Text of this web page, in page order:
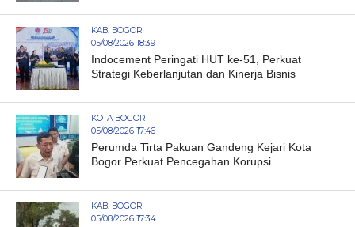
KAB. BOGOR
05/08/2026 18:39
Indocement Peringati HUT ke-51, Perkuat
Strategi Keberlanjutan dan Kinerja Bisnis
KOTA BOGOR
05/08/2026 17:46
Perumda Tirta Pakuan Gandeng Kejari Kota
Bogor Perkuat Pencegahan Korupsi
KAB. BOGOR
05/08/2026 17:34